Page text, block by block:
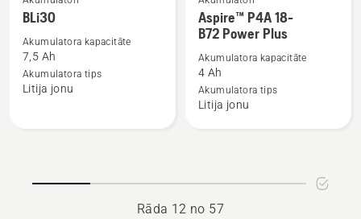
Skatīt
vairāk
informācijas
par
BLi30
BLi30
Akumulatora kapacitāte
7,5 Ah
Akumulatora tips
Litija jonu
Skatīt
vairāk
informācijas
par
Aspire™
P4A
Aspire™ P4A 18-
B72 Power Plus
Akumulatora kapacitāte
4 Ah
Akumulatora tips
Litija jonu
Rāda 12 no 57